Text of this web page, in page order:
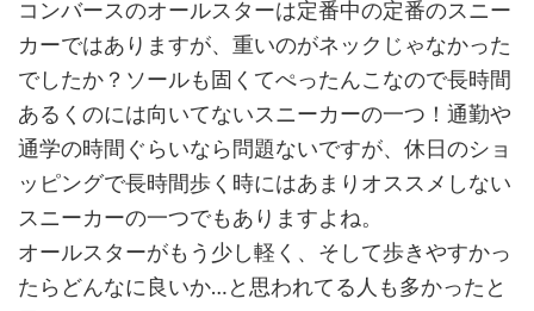
コンバースのオールスターは定番中の定番のスニー
カーではありますが、重いのがネックじゃなかった
でしたか？ソールも固くてぺったんこなので長時間
あるくのには向いてないスニーカーの一つ！通勤や
通学の時間ぐらいなら問題ないですが、休日のショ
ッピングで長時間歩く時にはあまりオススメしない
スニーカーの一つでもありますよね。
オールスターがもう少し軽く、そして歩きやすかっ
たらどんなに良いか…と思われてる人も多かったと